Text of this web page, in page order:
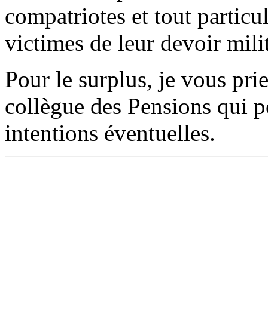
compatriotes et tout
victimes de leur devoir
Pour le surplus, je vous
collègue des Pensions qui
intentions éventuelles.